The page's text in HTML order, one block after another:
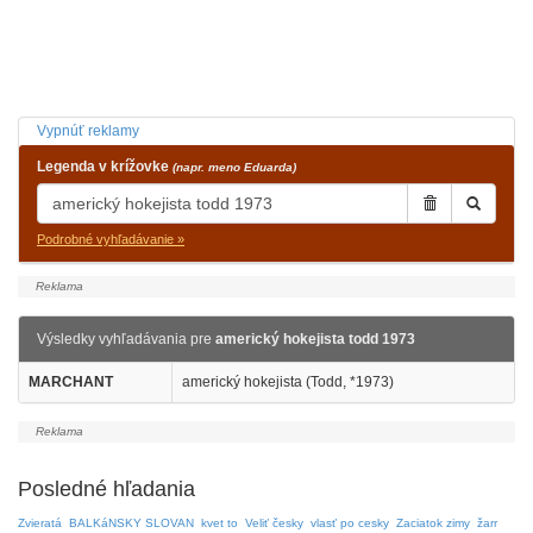
Vypnúť reklamy
Legenda v krížovke (napr. meno Eduarda)
Podrobné vyhľadávanie »
Výsledky vyhľadávania pre americký hokejista todd 1973
MARCHANT americký hokejista (Todd, *1973)
Posledné hľadania
Zvieratá BALKáNSKY SLOVAN kvet to Veliť česky vlasť po cesky Zaciatok zimy žarr